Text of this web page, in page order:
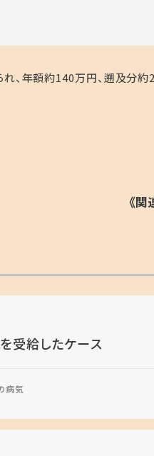
、年額約140万円、遡及分約
《
受給したケース
病気